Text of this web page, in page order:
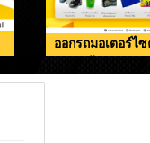
ออกรถมอเตอร์ไ
รับของแถ